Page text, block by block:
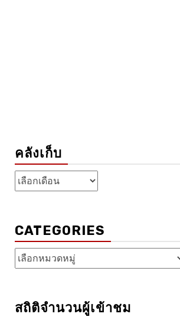
คลังเก็บ
คลัง
เก็บ
CATEGORIES
Categories
สถิติจำนวนผู้เข้าชม